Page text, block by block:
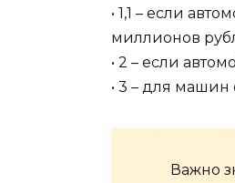
• 1,1 – если
миллионов
• 2 – если
• 3 – для машин
Важно